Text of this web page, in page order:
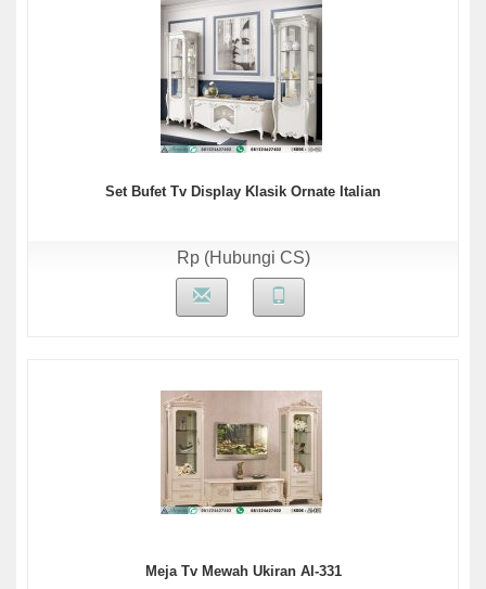
Set Bufet Tv Display Klasik Ornate Italian
Rp (Hubungi CS)
Meja Tv Mewah Ukiran AI-331